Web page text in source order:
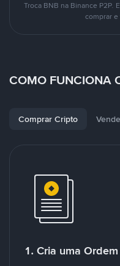
Troca BNB na Binance P2P.
comprar
COMO FUNCIONA
Comprar Cripto
1. Cria uma Ordem